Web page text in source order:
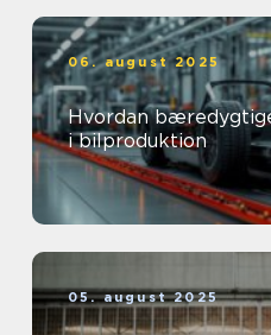
06. august 2025
Hvordan
i bilproduktion
05. august 2025